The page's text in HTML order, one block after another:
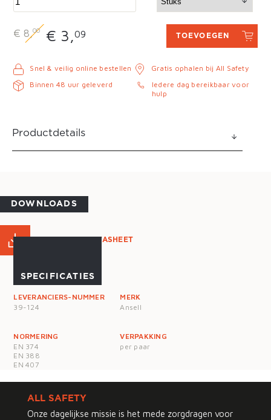
€ 8,00 € 3,09 TOEVOEGEN
Snel & veilig online bestellen
Binnen 48 uur geleverd
Gratis ophalen bij All Safety
Iedere dag bereikbaar voor
hulp
Productdetails
DOWNLOADS
PRODUCT DATASHEET
SPECIFICATIES
LEVERANCIERS-NUMMER
39-124
MERK
Ansell
NORMERING
EN 374
EN 388
EN 407
VERPAKKING
per paar
ALL SAFETY
Onze dagelijkse missie is het mede zorgdragen voor